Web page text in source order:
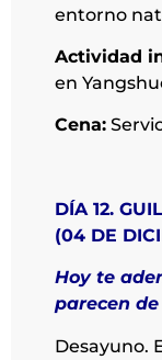
entorno
Actividad
en
Cena:
DÍA 12.
(04 DE
Hoy te
parecen
Desayuno.